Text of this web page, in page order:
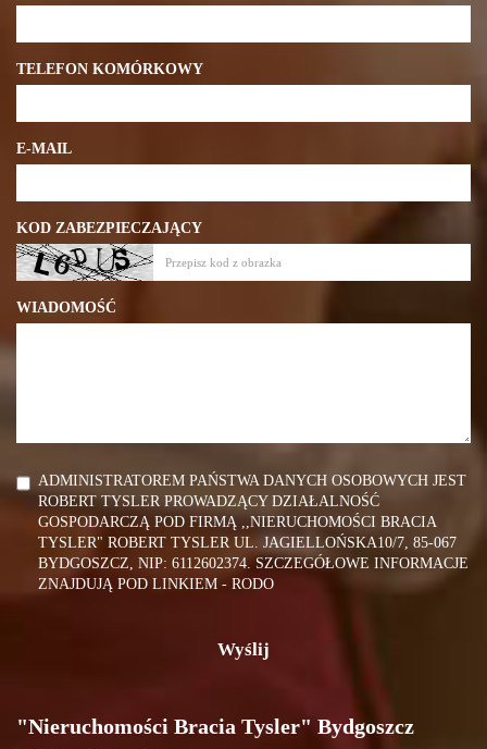
TELEFON KOMÓRKOWY
E-MAIL
KOD ZABEZPIECZAJĄCY
WIADOMOŚĆ
ADMINISTRATOREM PAŃSTWA DANYCH OSOBOWYCH JEST
ROBERT TYSLER PROWADZĄCY DZIAŁALNOŚĆ
GOSPODARCZĄ POD FIRMĄ ,,NIERUCHOMOŚCI BRACIA
TYSLER" ROBERT TYSLER UL. JAGIELLOŃSKA10/7, 85-067
BYDGOSZCZ, NIP: 6112602374. SZCZEGÓŁOWE INFORMACJE
ZNAJDUJĄ POD LINKIEM - RODO
"Nieruchomości Bracia Tysler" Bydgoszcz